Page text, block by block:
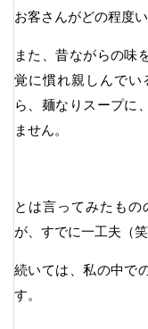
お客さんがどの程度い
また、昔ながらの味
覚に慣れ親しんでい
ら、麺なりスープに
ません。
とは言ってみたも
が、すでに一工夫（笑
続いては、私の中で
す。